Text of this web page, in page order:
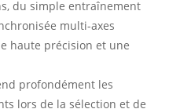
du simple entraînement
multi-axes
haute précision et une
profondément les
lors de la sélection et de